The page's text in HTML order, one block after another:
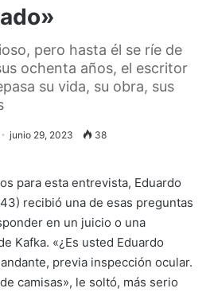
pero hasta él se ríe de
ochenta años, el escritor
su vida, su obra, sus
junio 29, 2023 38
para esta entrevista, Eduardo
recibió una de esas preguntas
en un juicio o una
Kafka. «¿Es usted Eduardo
previa inspección ocular.
camisas», le soltó, más serio